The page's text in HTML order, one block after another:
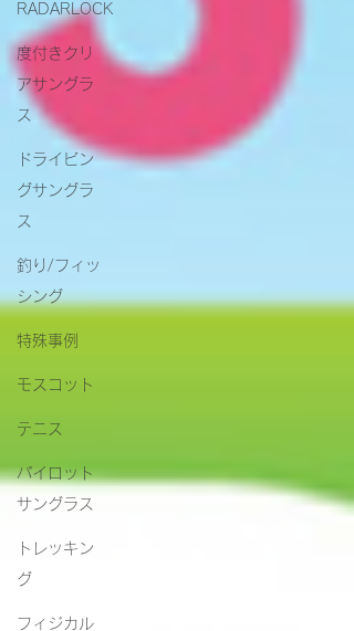
RADARLOCK
度付きクリ
アサングラ
ス
ドライビン
グサングラ
ス
釣り/フィッ
シング
特殊事例
モスコット
テニス
パイロット
サングラス
トレッキン
グ
フィジカル